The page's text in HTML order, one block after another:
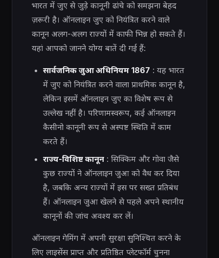
भारत में जुए से जुड़े कानूनी ढांचे को समझना बेहद
ज़रूरी है। ऑनलाइन जुए को नियंत्रित करने वाले
कानून अलग-अलग राज्यों में काफी भिन्न हो सकते हैं।
यहां आपको जानने योग्य बातें दी गई हैं:
सार्वजनिक जुआ अधिनियम 1867 : यह भारत
में जुए को नियंत्रित करने वाला प्राथमिक कानून है,
लेकिन इसमें ऑनलाइन जुए का विशेष रूप से
उल्लेख नहीं है। परिणामस्वरूप, कई ऑनलाइन
कैसीनो कानूनी रूप से अस्पष्ट स्थिति में काम
करते हैं।
राज्य-विशिष्ट कानून: सिक्किम और गोवा जैसे
कुछ राज्यों ने ऑनलाइन जुआ को वैध कर दिया
है, जबकि अन्य राज्यों में इस पर सख्त प्रतिबंध
हैं। ऑनलाइन जुआ खेलने से पहले अपने स्थानीय
कानूनों की जांच अवश्य कर लें।
ऑनलाइन गेमिंग में अपनी सुरक्षा सुनिश्चित करने के
लिए लाइसेंस प्राप्त और प्रतिष्ठित प्लेटफॉर्म चुनना